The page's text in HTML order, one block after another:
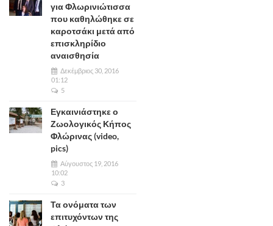
για Φλωρινιώτισσα
που καθηλώθηκε σε
καροτσάκι μετά από
επισκληρίδιο
αναισθησία
Δεκέμβριος 30, 2016
01:12
5
Εγκαινιάστηκε ο
Ζωολογικός Κήπος
Φλώρινας (video,
pics)
Αύγουστος 19, 2016
10:02
3
Τα ονόματα των
επιτυχόντων της